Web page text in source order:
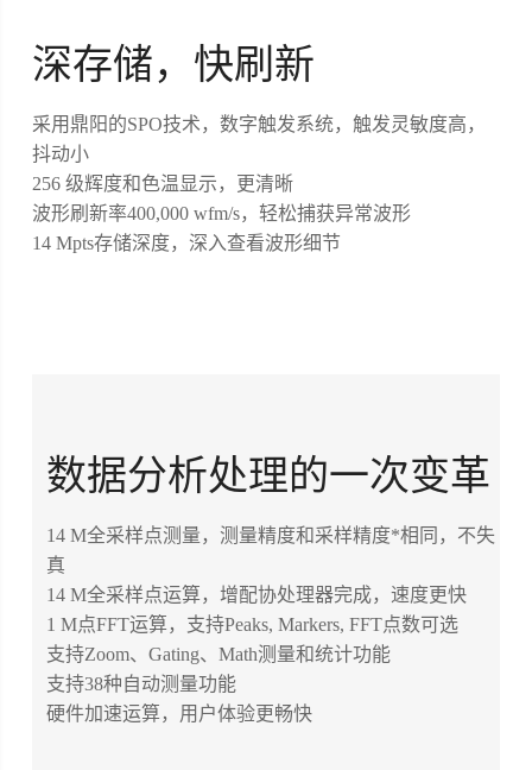
深存储，快刷新
采用鼎阳的SPO技术，数字触发系统，触发灵敏度高，
抖动小
256 级辉度和色温显示，更清晰
波形刷新率400,000 wfm/s，轻松捕获异常波形
14 Mpts存储深度，深入查看波形细节
数据分析处理的一次变革
14 M全采样点测量，测量精度和采样精度*相同，不失
真
14 M全采样点运算，增配协处理器完成，速度更快
1 M点FFT运算，支持Peaks, Markers, FFT点数可选
支持Zoom、Gating、Math测量和统计功能
支持38种自动测量功能
硬件加速运算，用户体验更畅快